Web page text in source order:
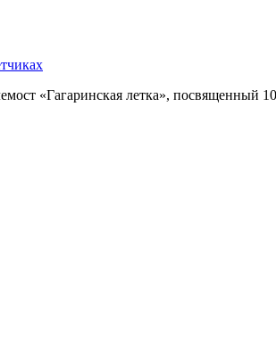
«Гагаринская летка», посвященный